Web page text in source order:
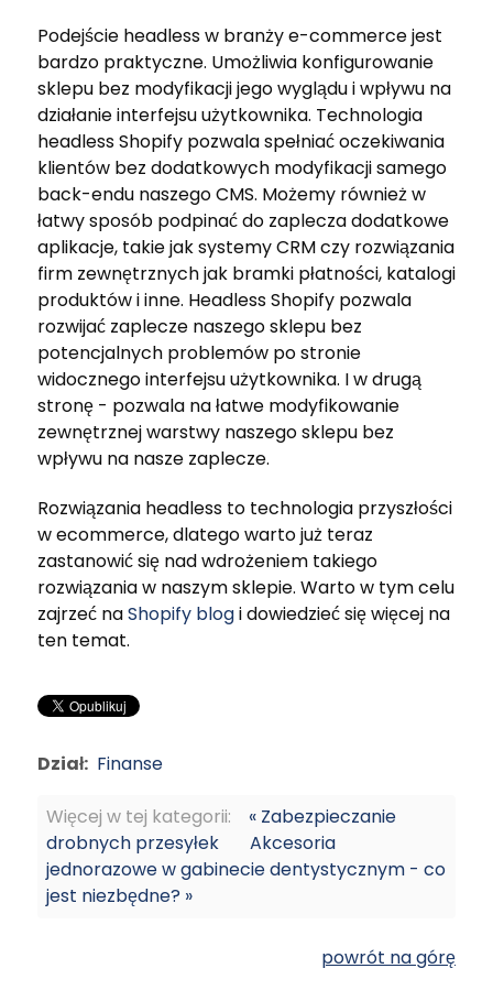
Podejście headless w branży e-commerce jest
bardzo praktyczne. Umożliwia konfigurowanie
sklepu bez modyfikacji jego wyglądu i wpływu na
działanie interfejsu użytkownika. Technologia
headless Shopify pozwala spełniać oczekiwania
klientów bez dodatkowych modyfikacji samego
back-endu naszego CMS. Możemy również w
łatwy sposób podpinać do zaplecza dodatkowe
aplikacje, takie jak systemy CRM czy rozwiązania
firm zewnętrznych jak bramki płatności, katalogi
produktów i inne. Headless Shopify pozwala
rozwijać zaplecze naszego sklepu bez
potencjalnych problemów po stronie
widocznego interfejsu użytkownika. I w drugą
stronę - pozwala na łatwe modyfikowanie
zewnętrznej warstwy naszego sklepu bez
wpływu na nasze zaplecze.
Rozwiązania headless to technologia przyszłości
w ecommerce, dlatego warto już teraz
zastanowić się nad wdrożeniem takiego
rozwiązania w naszym sklepie. Warto w tym celu
zajrzeć naShopify blogi dowiedzieć się więcej na
ten temat.
Dział: Finanse
Więcej w tej kategorii:
« Zabezpieczanie
drobnych przesyłek
Akcesoria
jednorazowe w gabinecie dentystycznym - co
jest niezbędne? »
powrót na górę